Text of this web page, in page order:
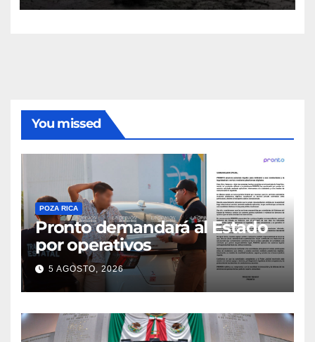
You missed
POZA RICA
Pronto demandará al Estado
por operativos
5 AGOSTO, 2026